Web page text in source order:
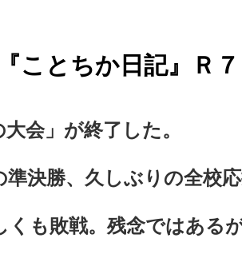
ことちか日記』Ｒ
会」が終了した。
準決勝、久しぶりの全校
くも敗戦。残念ではある